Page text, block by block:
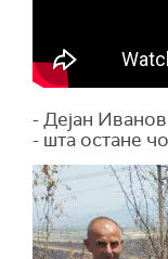
- Дејан
- шта остане